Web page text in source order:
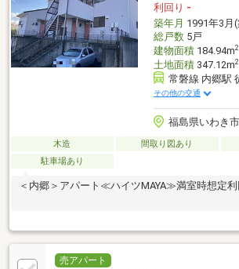
利回り -
築年月 1991年3月
総戸数5戸
建物面積184.94m2
土地面積347.12m2
常磐線 内郷駅
その他の交通
福島県いわき
木造 間取り図あり
駐車場あり
＜内郷＞アパート≪ハイツMAYA≫満室時想定利
売アパート